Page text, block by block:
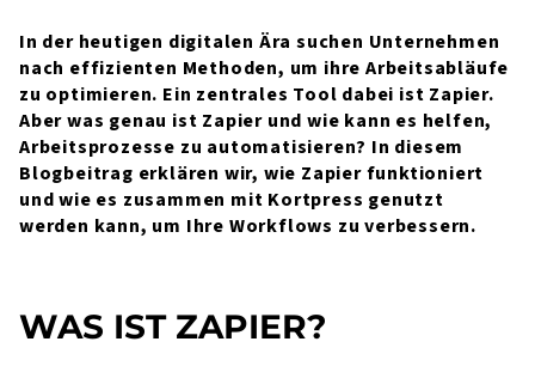
In der heutigen digitalen Ära suchen Unternehmen
nach effizienten Methoden, um ihre Arbeitsabläufe
zu optimieren. Ein zentrales Tool dabei ist Zapier.
Aber was genau ist Zapier und wie kann es helfen,
Arbeitsprozesse zu automatisieren? In diesem
Blogbeitrag erklären wir, wie Zapier funktioniert
und wie es zusammen mit Kortpress genutzt
werden kann, um Ihre Workflows zu verbessern.
WAS IST ZAPIER?